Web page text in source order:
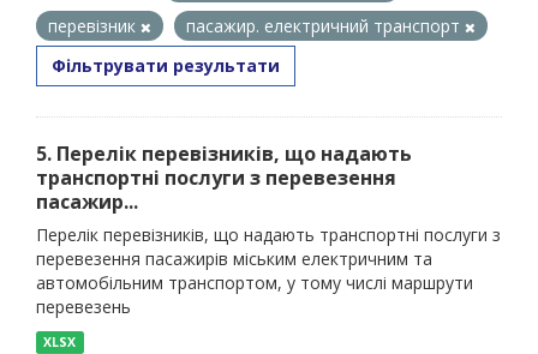
перевізник
пасажир. електричний транспорт
Фільтрувати результати
5. Перелік перевізників, що надають
транспортні послуги з перевезення
пасажир...
Перелік перевізників, що надають транспортні послуги з
перевезення пасажирів міським електричним та
автомобільним транспортом, у тому числі маршрути
перевезень
XLSX